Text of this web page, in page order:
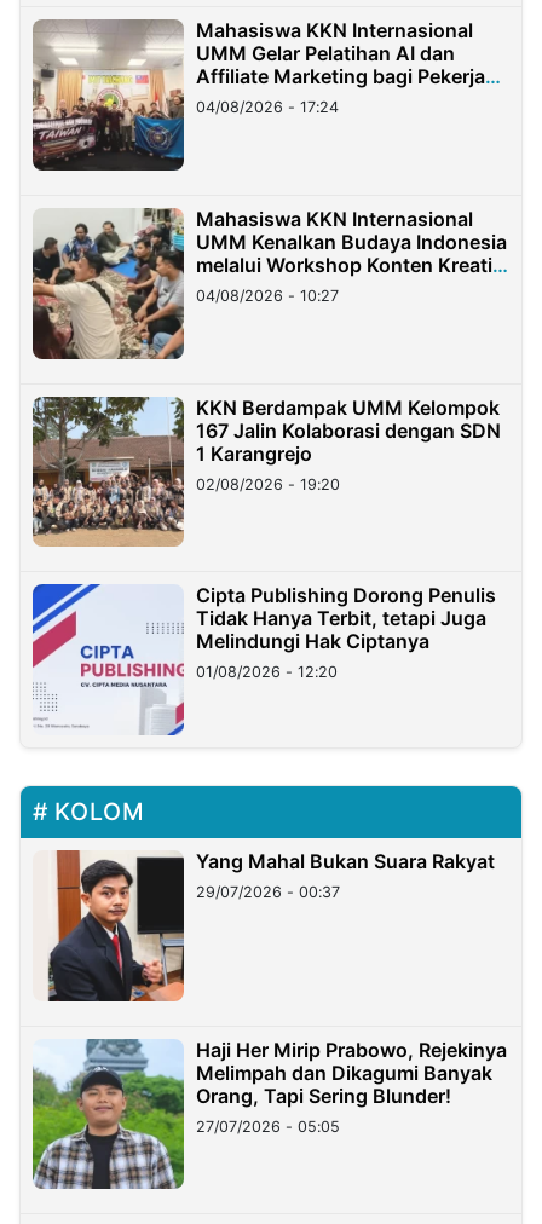
Mahasiswa KKN Internasional
UMM Gelar Pelatihan AI dan
Affiliate Marketing bagi Pekerja
Migran Indonesia di Taiwan
04/08/2026 - 17:24
Mahasiswa KKN Internasional
UMM Kenalkan Budaya Indonesia
melalui Workshop Konten Kreatif
di Taiwan
04/08/2026 - 10:27
KKN Berdampak UMM Kelompok
167 Jalin Kolaborasi dengan SDN
1 Karangrejo
02/08/2026 - 19:20
Cipta Publishing Dorong Penulis
Tidak Hanya Terbit, tetapi Juga
Melindungi Hak Ciptanya
01/08/2026 - 12:20
KOLOM
Yang Mahal Bukan Suara Rakyat
29/07/2026 - 00:37
Haji Her Mirip Prabowo, Rejekinya
Melimpah dan Dikagumi Banyak
Orang, Tapi Sering Blunder!
27/07/2026 - 05:05